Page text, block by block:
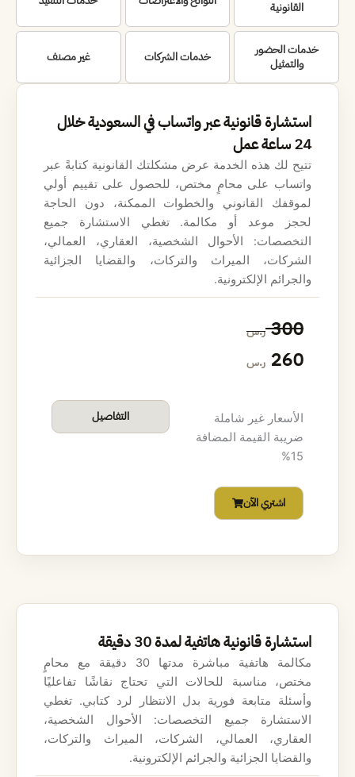
القانونية
خدمات الحضور
والتمثيل
خدمات الشركات غير مصنف
استشارة قانونية عبر واتساب في السعودية خلال
24 ساعة عمل
تتيح لك هذه الخدمة عرض مشكلتك القانونية كتابةً عبر
واتساب على محامٍ مختص، للحصول على تقييم أولي
لموقفك القانوني والخطوات الممكنة، دون الحاجة
لحجز موعد أو مكالمة. تغطي الاستشارة جميع
التخصصات: الأحوال الشخصية، العقاري، العمالي،
الشركات، الميراث والتركات، والقضايا الجزائية
والجرائم الإلكترونية.
300 ر.س
ل
ي
ه
و
:
3
260 ر.س
ا
ل
ع
ر
ا
ل
ل
ي
ه
و
:
2
الأسعار غير شاملة
ضريبة القيمة المضافة
15%
اشتري الآن
التفاصيل
استشارة قانونية هاتفية لمدة 30 دقيقة
مكالمة هاتفية مباشرة مدتها 30 دقيقة مع محامٍ
مختص، مناسبة للحالات التي تحتاج نقاشًا تفاعليًا
وأسئلة متابعة فورية بدل الانتظار لرد كتابي. تغطي
الاستشارة جميع التخصصات: الأحوال الشخصية،
العقاري، العمالي، الشركات، الميراث والتركات،
والقضايا الجزائية والجرائم الإلكترونية.